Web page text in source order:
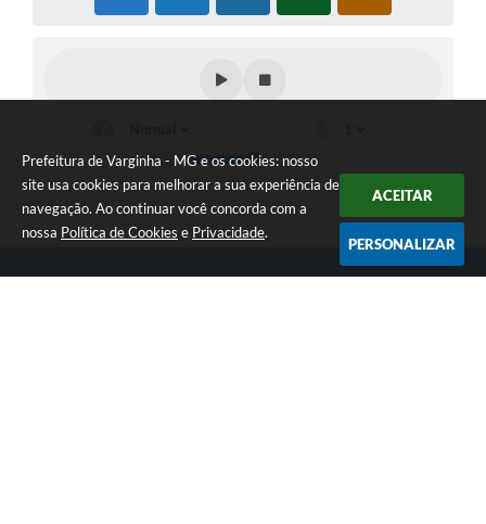
Prefeitura de Varginha - MG e os cookies: nosso
site usa cookies para melhorar a sua experiência de
navegação. Ao continuar você concorda com a
nossa Política de Cookies e Privacidade.
ACEITAR
PERSONALIZAR